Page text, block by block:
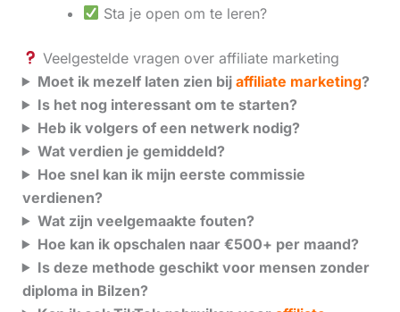
Sta je open om te leren?
Veelgestelde vragen over affiliate marketing
Moet ik mezelf laten zien bij affiliate marketing?
Is het nog interessant om te starten?
Heb ik volgers of een netwerk nodig?
Wat verdien je gemiddeld?
Hoe snel kan ik mijn eerste commissie
verdienen?
Wat zijn veelgemaakte fouten?
Hoe kan ik opschalen naar €500+ per maand?
Is deze methode geschikt voor mensen zonder
diploma in Bilzen?